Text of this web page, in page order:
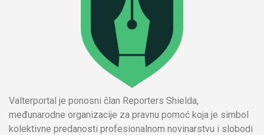
Valterportal je ponosni član Reporters Shielda,
međunarodne organizacije za pravnu pomoć koja je simbol
kolektivne predanosti profesionalnom novinarstvu i slobodi